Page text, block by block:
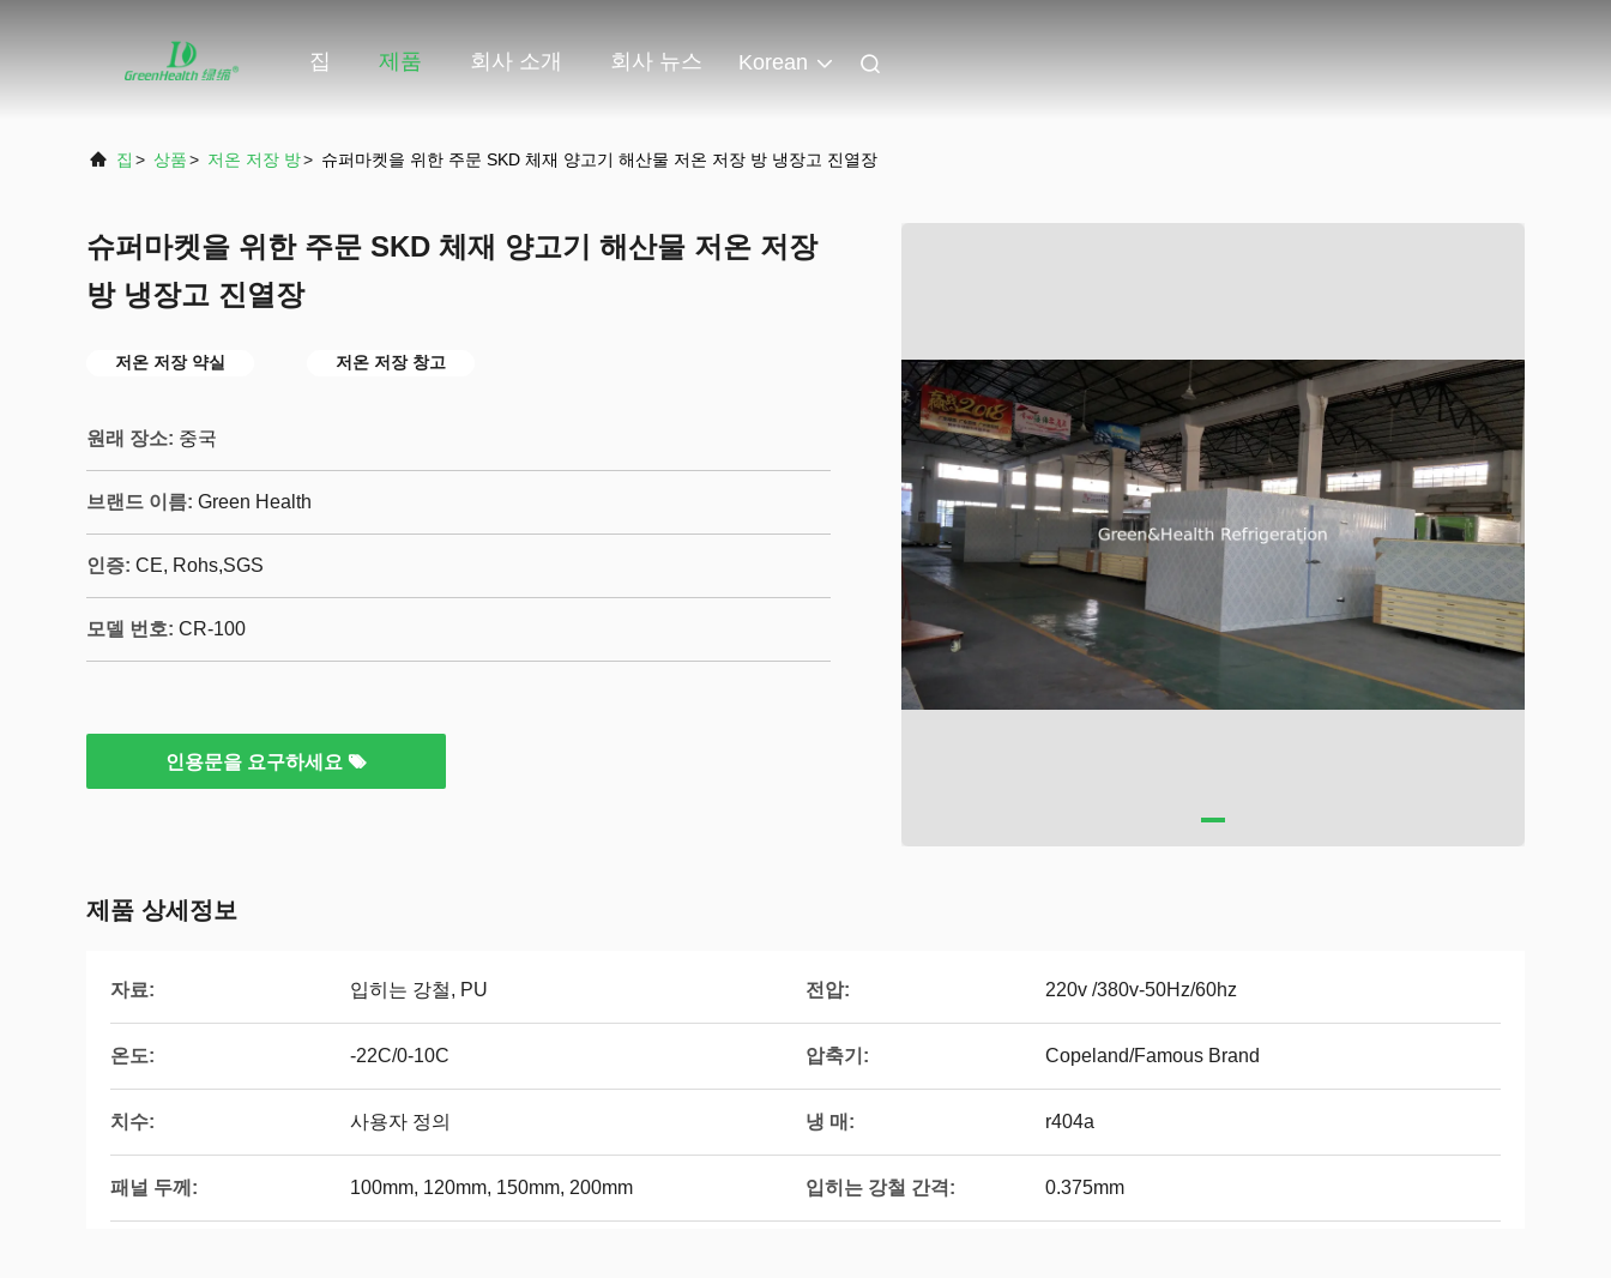
집 제품 회사 소개 회사 뉴스 Korean
집 > 상품> 저온 저장 방> 슈퍼마켓을 위한 주문 SKD 체재 양고기 해산물 저온 저장 방 냉장고 진열장
슈퍼마켓을 위한 주문 SKD 체재 양고기 해산물 저온 저장
방 냉장고 진열장
저온 저장 약실 저온 저장 창고
원래 장소: 중국
브랜드 이름: Green Health
인증: CE, Rohs,SGS
모델 번호: CR-100
인용문을 요구하세요
제품 상세정보
자료: 입히는 강철, PU 전압: 220v /380v-50Hz/60hz
온도: -22C/0-10C 압축기: Copeland/Famous Brand
치수: 사용자 정의 냉 매: r404a
패널 두께: 100mm, 120mm, 150mm, 200mm 입히는 강철 간격: 0.375mm